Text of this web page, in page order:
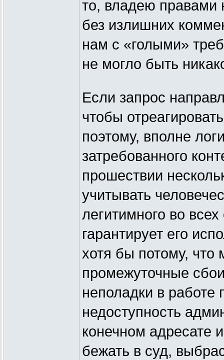
то, владею правами
без излишних
нам с «голыми»
не могло быть
Если запрос
чтобы
поэтому, вполне
затребованного
прошествии
учитывать
легитимного во
гарантирует его
хотя бы потому, что
промежуточные
неполадки в работе
недоступность
конечном адресате
бежать в суд,